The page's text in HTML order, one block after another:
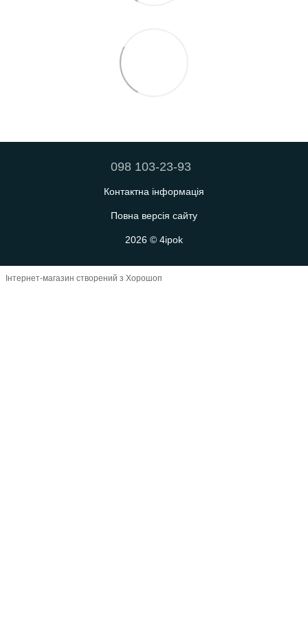
098 103-23-93
Контактна інформація
Повна версія сайту
2026 © 4ipok
Інтернет-магазин створений з Хорошоп